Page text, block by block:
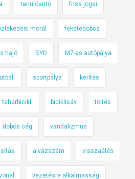
tanulóautó friss jogsi
morál feketedoboz
hajó BYD M7-es autópálya
sportpálya kerítés
teherbicikli biciklisáv töltés
dobós cég vandalizmus
alvázszám visszaélés
vezetésre alkalmasság